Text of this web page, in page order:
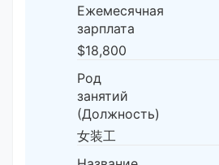
Ежемесячная
зарплата
$18,800
Род
занятий
(Должность)
女装工